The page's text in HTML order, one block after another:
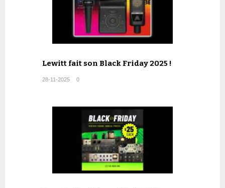
Lewitt fait son Black Friday 2025 !
28-11-2025 0